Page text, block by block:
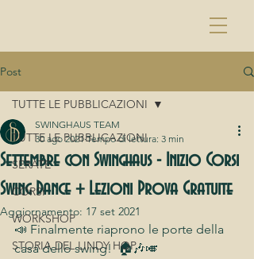
Post
TUTTE LE PUBBLICAZIONI
SERATE
CORSI
WORKSHOP
STORIA DEL LINDY HOP
TUTTE LE PUBBLICAZIONI
Settembre con Swinghaus - Inizio Corsi
Swing Dance + Lezioni Prova Gratuite
SWINGHAUS TEAM
30 ago 2021 Tempo di lettura: 3 min
Aggiornamento: 17 set 2021
📣 Finalmente riaprono le porte della
casa dello swing!  🏠🎶🎺